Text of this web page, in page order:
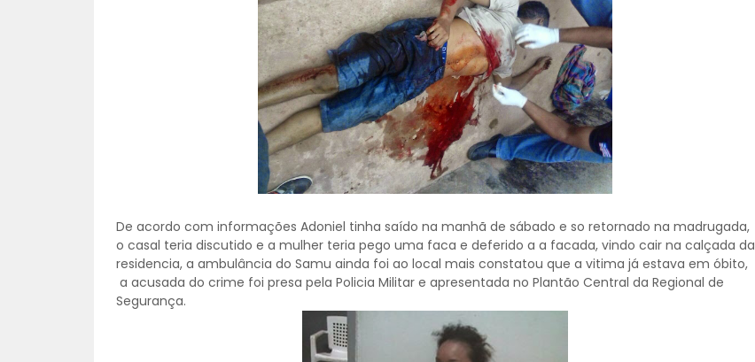
De acordo com informações Adoniel tinha saído na manhã de sábado e so retornado na madrugada,
o casal teria discutido e a mulher teria pego uma faca e deferido a a facada, vindo cair na calçada da
residencia, a ambulância do Samu ainda foi ao local mais constatou que a vitima já estava em óbito,
a acusada do crime foi presa pela Policia Militar e apresentada no Plantão Central da Regional de
Segurança.